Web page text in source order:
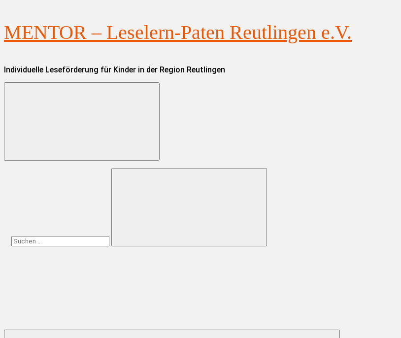
Zum
Inhalt
springen
MENTOR – Leselern-Paten Reutlingen e.V.
Individuelle Leseförderung für Kinder in der Region Reutlingen
Suchen